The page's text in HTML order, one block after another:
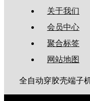
关于我们
会员中心
聚合标签
网站地图